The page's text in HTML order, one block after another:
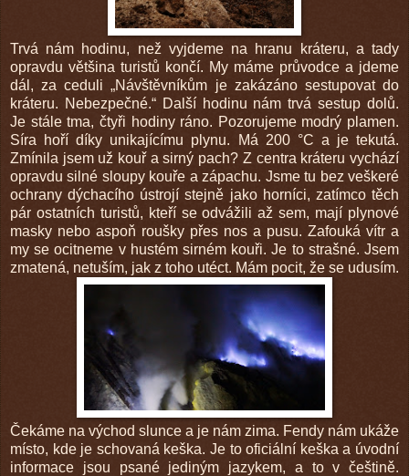
Trvá nám hodinu, než vyjdeme na hranu kráteru, a tady
opravdu většina turistů končí. My máme průvodce a jdeme
dál, za ceduli „Návštěvníkům je zakázáno sestupovat do
kráteru. Nebezpečné.“ Další hodinu nám trvá sestup dolů.
Je stále tma, čtyři hodiny ráno. Pozorujeme modrý plamen.
Síra hoří díky unikajícímu plynu. Má 200 °C a je tekutá.
Zmínila jsem už kouř a sirný pach? Z centra kráteru vychází
opravdu silné sloupy kouře a zápachu. Jsme tu bez veškeré
ochrany dýchacího ústrojí stejně jako horníci, zatímco těch
pár ostatních turistů, kteří se odvážili až sem, mají plynové
masky nebo aspoň roušky přes nos a pusu. Zafouká vítr a
my se ocitneme v hustém sirném kouři. Je to strašné. Jsem
zmatená, netuším, jak z toho utéct. Mám pocit, že se udusím.
Čekáme na východ slunce a je nám zima. Fendy nám ukáže
místo, kde je schovaná keška. Je to oficiální keška a úvodní
informace jsou psané jediným jazykem, a to v češtině.